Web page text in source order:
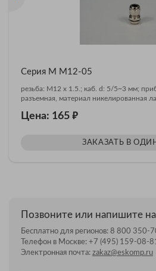
Серия М M12-05
резьба: M12 x 1.5.; каб. d: 5/5~3 мм;
разъемная, материал никелированная
Цена: 165 ₽
ЗАКАЗАТЬ В
Позвоните или напишите
Бесплатно для регионов: 8 800 350-
Телефон в Москве: +7 (495) 159-08-
Электронная почта: zakaz@eskomp.ru